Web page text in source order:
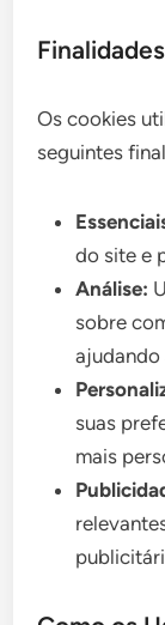
Os cookies
seguintes
do site e
Análise:
sobre
ajudando
suas
mais